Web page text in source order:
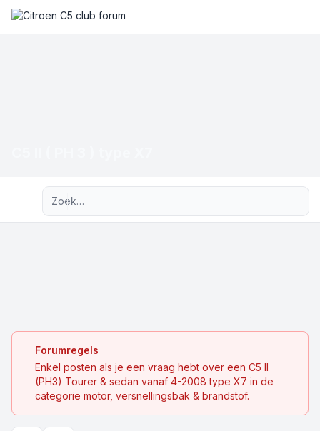
Forumregels
Enkel posten als je een vraag hebt over een C5 II
(PH3) Tourer & sedan vanaf 4-2008 type X7 in de
categorie motor, versnellingsbak & brandstof.